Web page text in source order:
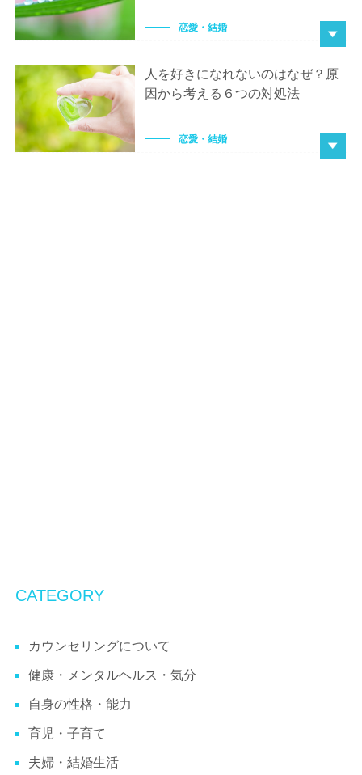
恋愛・結婚
人を好きになれないのはなぜ？原
因から考える６つの対処法
恋愛・結婚
CATEGORY
カウンセリングについて
健康・メンタルヘルス・気分
自身の性格・能力
育児・子育て
夫婦・結婚生活